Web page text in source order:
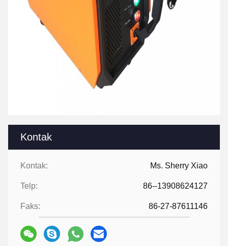
Kontak
Kontak: Ms. Sherry Xiao
Telp: 86--13908624127
Faks: 86-27-87611146